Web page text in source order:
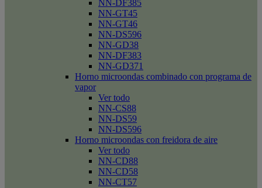
NN-DF385
NN-GT45
NN-GT46
NN-DS596
NN-GD38
NN-DF383
NN-GD371
Horno microondas combinado con programa de
vapor
Ver todo
NN-CS88
NN-DS59
NN-DS596
Horno microondas con freidora de aire
Ver todo
NN-CD88
NN-CD58
NN-CT57